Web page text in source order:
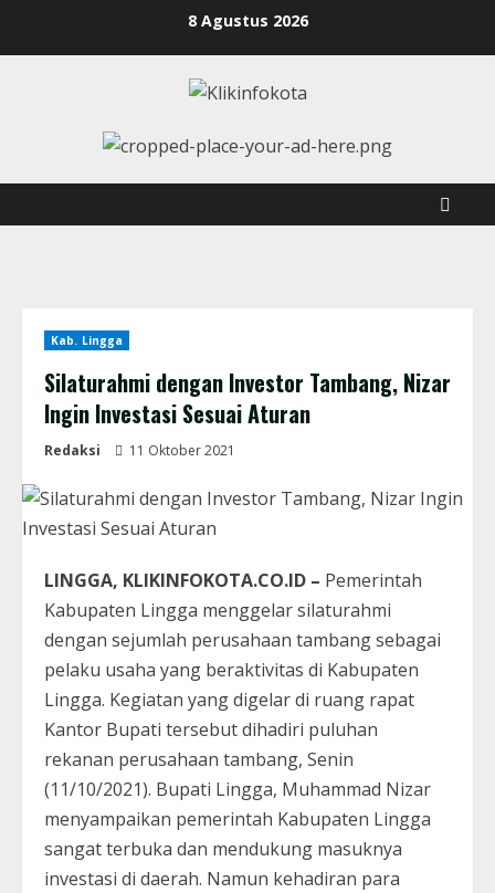
8 Agustus 2026
Kab. Lingga
Silaturahmi dengan Investor Tambang, Nizar
Ingin Investasi Sesuai Aturan
Redaksi 11 Oktober 2021
LINGGA, KLIKINFOKOTA.CO.ID – Pemerintah
Kabupaten Lingga menggelar silaturahmi
dengan sejumlah perusahaan tambang sebagai
pelaku usaha yang beraktivitas di Kabupaten
Lingga. Kegiatan yang digelar di ruang rapat
Kantor Bupati tersebut dihadiri puluhan
rekanan perusahaan tambang, Senin
(11/10/2021). Bupati Lingga, Muhammad Nizar
menyampaikan pemerintah Kabupaten Lingga
sangat terbuka dan mendukung masuknya
investasi di daerah. Namun kehadiran para